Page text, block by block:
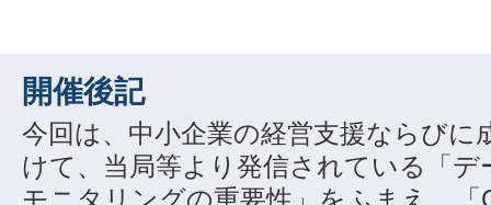
開催後記
今回は、中小企業の経営支援ならびに
けて、当局等より発信されている「デ
モニタリングの重要性」をふまえ、